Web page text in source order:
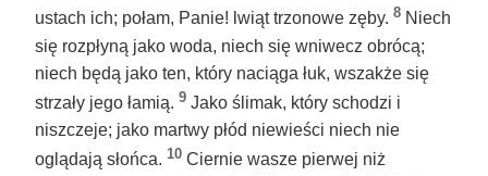
ustach ich; połam, Panie! lwiąt trzonowe zęby. 8 Niech
się rozpłyną jako woda, niech się wniwecz obrócą;
niech będą jako ten, który naciąga łuk, wszakże się
strzały jego łamią. 9 Jako ślimak, który schodzi i
niszczeje; jako martwy płód niewieści niech nie
oglądają słońca. 10 Ciernie wasze pierwej niż